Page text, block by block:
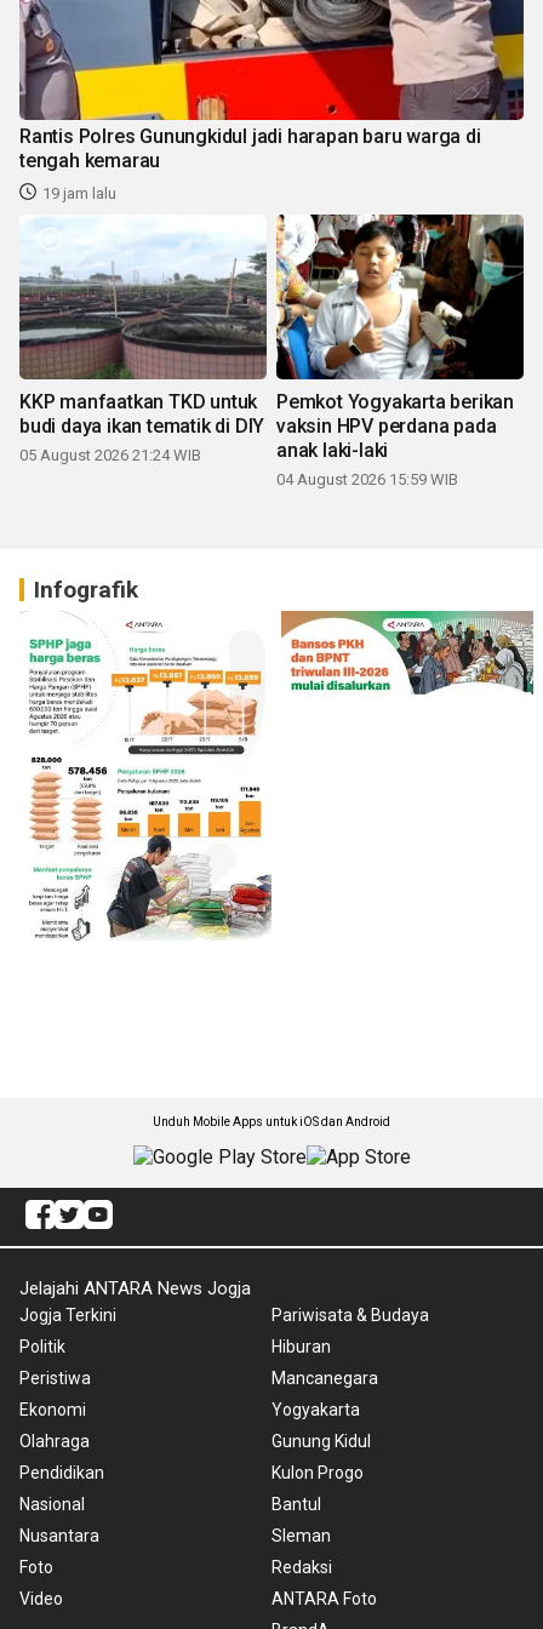
Rantis Polres Gunungkidul jadi harapan baru warga di
tengah kemarau
19 jam lalu
KKP manfaatkan TKD untuk
budi daya ikan tematik di DIY
05 August 2026 21:24 WIB
Pemkot Yogyakarta berikan
vaksin HPV perdana pada
anak laki-laki
04 August 2026 15:59 WIB
Infografik
Unduh Mobile Apps untuk iOS dan Android
Jelajahi ANTARA News Jogja
Jogja Terkini
Politik
Peristiwa
Ekonomi
Olahraga
Pendidikan
Nasional
Nusantara
Foto
Video
Pariwisata & Budaya
Hiburan
Mancanegara
Yogyakarta
Gunung Kidul
Kulon Progo
Bantul
Sleman
Redaksi
ANTARA Foto